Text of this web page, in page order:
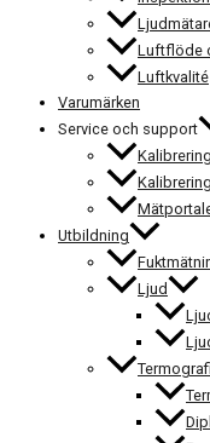
Luftflöde
Luftkvalité
Varumärken
Service och support
Utbildning
Ljud
Termografi